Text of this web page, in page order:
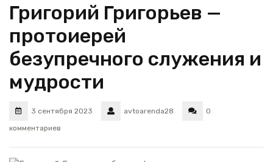
Григорий Григорьев —
протоиерей
безупречного служения и
мудрости
3 сентября 2023 avtoarenda28
0
комментариев